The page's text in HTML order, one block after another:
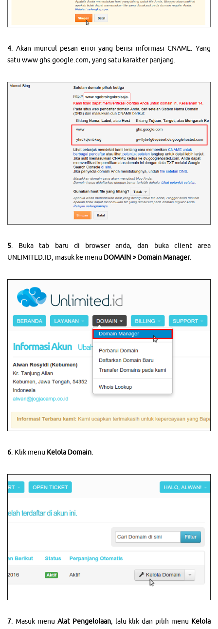
4. Akan muncul pesan error yang berisi informasi CNAME. Yang
satu www ghs.google.com, yang satu karakter panjang.
5. Buka tab baru di browser anda, dan buka client area
UNLIMITED.ID, masuk ke menu DOMAIN > Domain Manager.
6 . Klik menu Kelola Domain
7. Masuk menu Alat Pengelolaan, lalu klik dan pilih menu Kelola